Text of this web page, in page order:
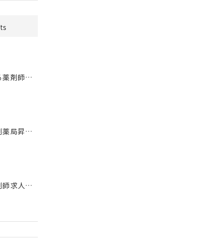
クレドが支える薬剤師の働き方と成長
南林間駅の調剤薬局昇給と評価
南林間駅の薬剤師求人の魅力